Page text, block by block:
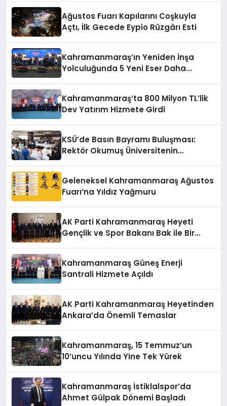
Ağustos Fuarı Kapılarını Coşkuyla
Açtı, İlk Gecede Eypio Rüzgârı Esti
Kahramanmaraş’ın Yeniden İnşa
Yolculuğunda 5 Yeni Eser Daha
Kahramanmaraş’ta 800 Milyon TL’lik
Dev Yatırım Hizmete Girdi
KSÜ’de Basın Bayramı Buluşması:
Rektör Okumuş Üniversitenin
Geleneksel Kahramanmaraş Ağustos
Fuarı’na Yıldız Yağmuru
AK Parti Kahramanmaraş Heyeti
Gençlik ve Spor Bakanı Bak ile Bir
Kahramanmaraş Güneş Enerji
Santrali Hizmete Açıldı
AK Parti Kahramanmaraş Heyetinden
Ankara’da Önemli Temaslar
Kahramanmaraş, 15 Temmuz’un
10’uncu Yılında Yine Tek Yürek
Kahramanmaraş İstiklalspor’da
Ahmet Gülpak Dönemi Başladı